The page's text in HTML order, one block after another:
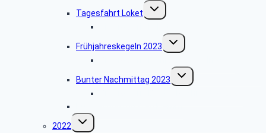
Tagesfahrt Loket
Untermenü
umschalten
Frühjahreskegeln 2023
Untermenü
umschalten
Bunter Nachmittag 2023
Untermenü
umschalten
2022
Untermenü
umschalten